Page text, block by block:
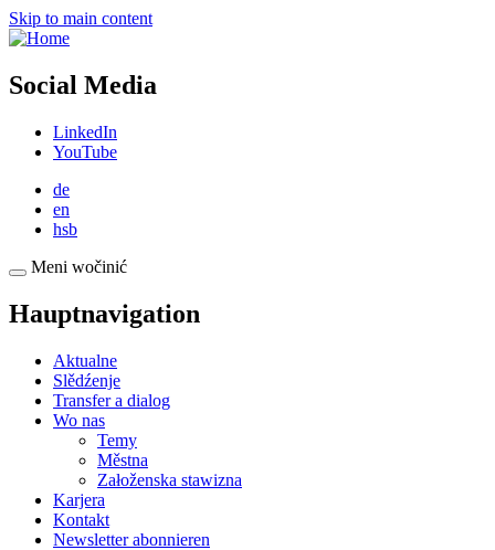
Skip to main content
Social Media
LinkedIn
YouTube
de
en
hsb
Meni wočinić
Hauptnavigation
Aktualne
Slědźenje
Transfer a dialog
Wo nas
Temy
Městna
Załoženska stawizna
Karjera
Kontakt
Newsletter abonnieren